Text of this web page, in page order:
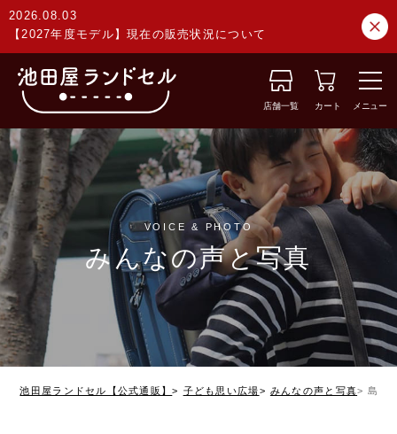
2026.08.03
【2027年度モデル】現在の販売状況について
店舗一覧 カート メニュー
VOICE & PHOTO
みんなの声と写真
池田屋ランドセル【公式通販】 子ども思い広場 みんなの声と写真 島根